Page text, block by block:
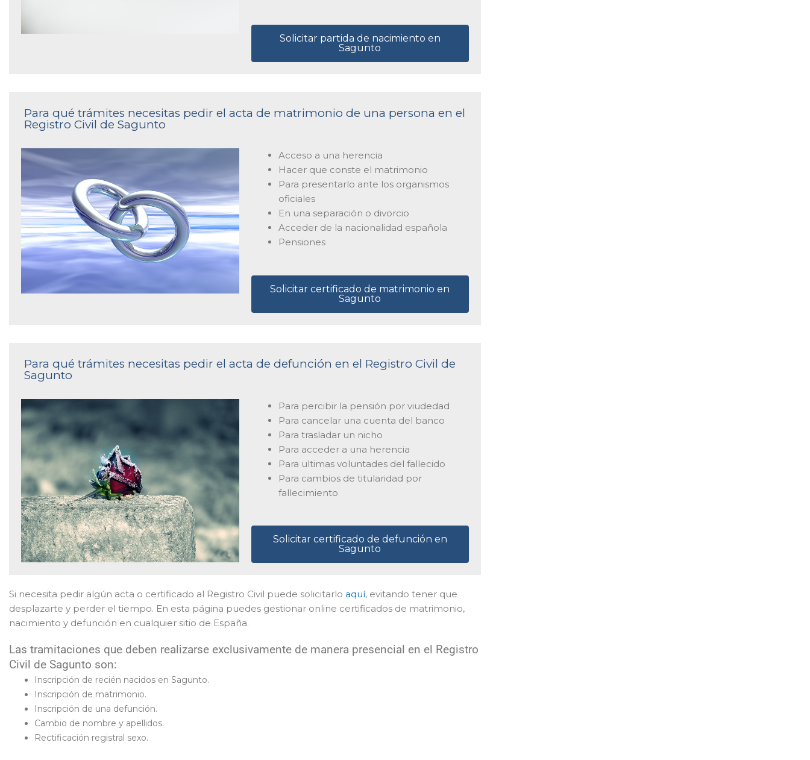
Solicitar partida de nacimiento en
Sagunto
Para qué trámites necesitas pedir el acta de matrimonio de una persona en el
Registro Civil de Sagunto
Acceso a una herencia
Hacer que conste el matrimonio
Para presentarlo ante los organismos
oficiales
En una separación o divorcio
Acceder de la nacionalidad española
Pensiones
Solicitar certificado de matrimonio en
Sagunto
Para qué trámites necesitas pedir el acta de defunción en el Registro Civil de
Sagunto
Para percibir la pensión por viudedad
Para cancelar una cuenta del banco
Para trasladar un nicho
Para acceder a una herencia
Para ultimas voluntades del fallecido
Para cambios de titularidad por
fallecimiento
Solicitar certificado de defunción en
Sagunto
Si necesita pedir algún acta o certificado al Registro Civil puede solicitarlo aquí, evitando tener que
desplazarte y perder el tiempo. En esta página puedes gestionar online certificados de matrimonio,
nacimiento y defunción en cualquier sitio de España.
Las tramitaciones que deben realizarse exclusivamente de manera presencial en el Registro
Civil de Sagunto son:
Inscripción de recién nacidos en Sagunto.
Inscripción de matrimonio.
Inscripción de una defunción.
Cambio de nombre y apellidos.
Rectificación registral sexo.